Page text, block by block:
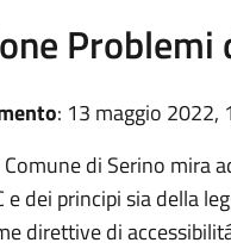
: 13 maggio 2022,
di Serino mira
dei principi sia della
direttive di